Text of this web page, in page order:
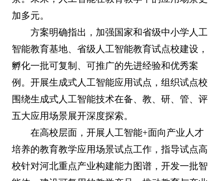
加多元。
方案明确指出，加强国家和省级中小学人工
智能教育基地、省级人工智能教育试点校建设，
孵化一批可复制、可推广的先进经验和优秀案
例。开展生成式人工智能应用试点，组织试点校
围绕生成式人工智能技术在备、教、研、管、评
五大应用场景展开深度探索。
在高校层面，开展人工智能+面向产业人才
培养的教育教学应用场景试点工作，指导试点高
校针对河北重点产业构建能力图谱，开发一批智